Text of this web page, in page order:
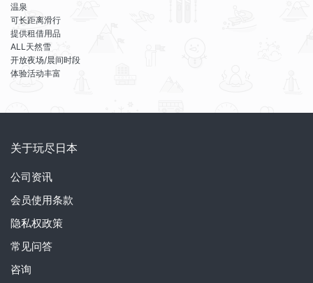
温泉
可长距离滑行
提供租借用品
ALL天然雪
开放夜场/晨间时段
体验活动丰富
关于玩尽日本
公司资讯
会员使用条款
隐私权政策
常见问答
咨询